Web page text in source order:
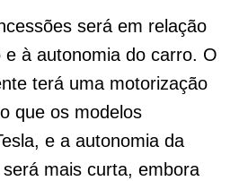
será em relação
e à autonomia do carro. O
terá uma motorização
que os modelos
e a autonomia da
mais curta, embora